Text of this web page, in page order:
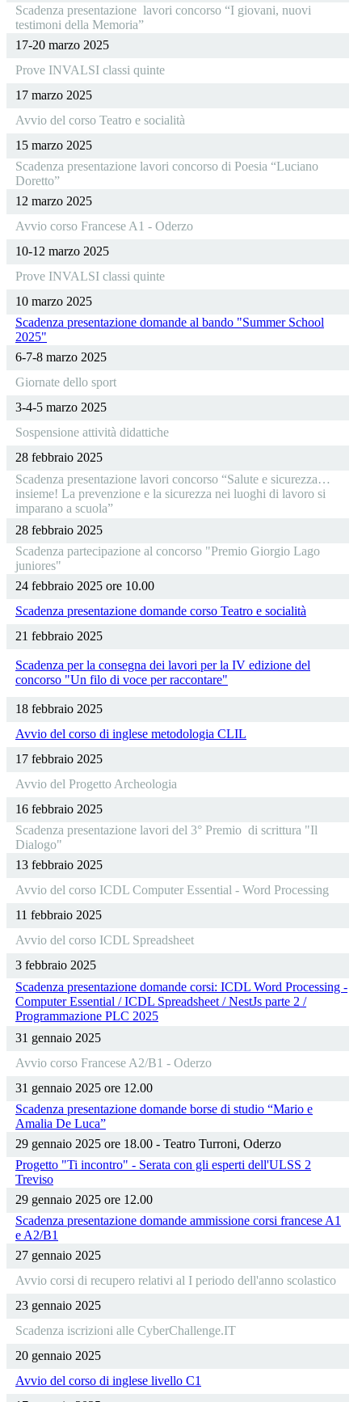
Scadenza presentazione lavori concorso “I giovani, nuovi
testimoni della Memoria”
17-20 marzo 2025
Prove INVALSI classi quinte
17 marzo 2025
Avvio del corso Teatro e socialità
15 marzo 2025
Scadenza presentazione lavori concorso di Poesia “Luciano
Doretto”
12 marzo 2025
Avvio corso Francese A1 - Oderzo
10-12 marzo 2025
Prove INVALSI classi quinte
10 marzo 2025
Scadenza presentazione domande al bando "Summer School
2025"
6-7-8 marzo 2025
Giornate dello sport
3-4-5 marzo 2025
Sospensione attività didattiche
28 febbraio 2025
Scadenza presentazione lavori concorso “Salute e sicurezza…
insieme! La prevenzione e la sicurezza nei luoghi di lavoro si
imparano a scuola”
28 febbraio 2025
Scadenza partecipazione al concorso "Premio Giorgio Lago
juniores"
24 febbraio 2025 ore 10.00
Scadenza presentazione domande corso Teatro e socialità
21 febbraio 2025
Scadenza per la consegna dei lavori per la IV edizione del
concorso "Un filo di voce per raccontare"
18 febbraio 2025
Avvio del corso di inglese metodologia CLIL
17 febbraio 2025
Avvio del Progetto Archeologia
16 febbraio 2025
Scadenza presentazione lavori del 3° Premio di scrittura "Il
Dialogo"
13 febbraio 2025
Avvio del corso ICDL Computer Essential - Word Processing
11 febbraio 2025
Avvio del corso ICDL Spreadsheet
3 febbraio 2025
Scadenza presentazione domande corsi: ICDL Word Processing -
Computer Essential / ICDL Spreadsheet / NestJs parte 2 /
Programmazione PLC 2025
31 gennaio 2025
Avvio corso Francese A2/B1 - Oderzo
31 gennaio 2025 ore 12.00
Scadenza presentazione domande borse di studio “Mario e
Amalia De Luca”
29 gennaio 2025 ore 18.00 - Teatro Turroni, Oderzo
Progetto "Ti incontro" - Serata con gli esperti dell'ULSS 2
Treviso
29 gennaio 2025 ore 12.00
Scadenza presentazione domande ammissione corsi francese A1
e A2/B1
27 gennaio 2025
Avvio corsi di recupero relativi al I periodo dell'anno scolastico
23 gennaio 2025
Scadenza iscrizioni alle CyberChallenge.IT
20 gennaio 2025
Avvio del corso di inglese livello C1